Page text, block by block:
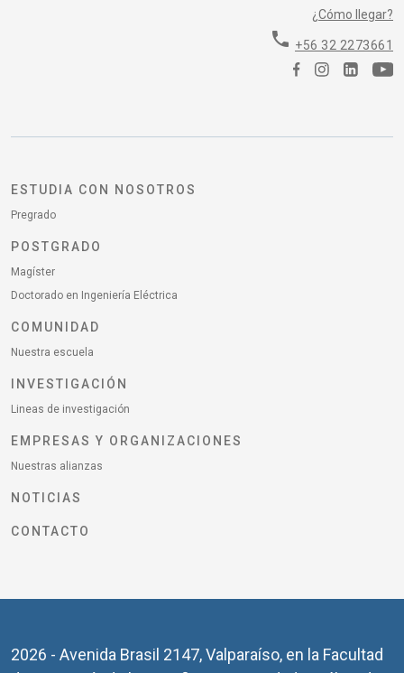
¿Cómo llegar?
phone +56 32 2273661
ESTUDIA CON NOSOTROS
Pregrado
POSTGRADO
Magíster
Doctorado en Ingeniería Eléctrica
COMUNIDAD
Nuestra escuela
INVESTIGACIÓN
Lineas de investigación
EMPRESAS Y ORGANIZACIONES
Nuestras alianzas
NOTICIAS
CONTACTO
2026 - Avenida Brasil 2147, Valparaíso, en la Facultad